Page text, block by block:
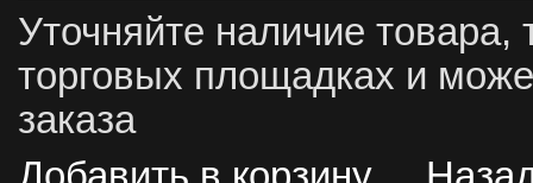
Уточняйте наличие товара,
торговых площадках и
заказа